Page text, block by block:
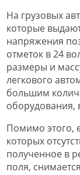
На грузовых
которые
напряжения
отметок в 24
размеры и
легкового
большим
оборудования,
Помимо этого,
которых
полученное в
поля,